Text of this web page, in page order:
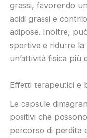
grassi, favorendo
acidi grassi e
adipose. Inoltre,
sportive e ridurre la
un’attività fisica più
Effetti terapeutici e
Le capsule
positivi che
percorso di perdita